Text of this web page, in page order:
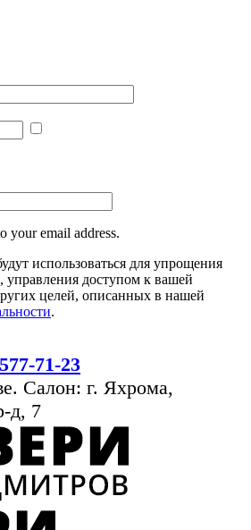
your email address.
использоваться для упрощения
управления доступом к вашей
целей, описанных в нашей
.
71-23
Салон: г. Яхрома,
д, 7